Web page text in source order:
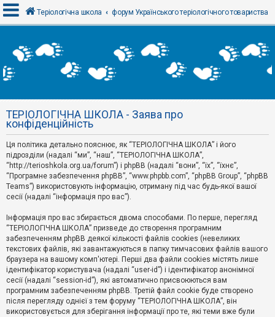
х
і
Р
е
с
т
р
а
ц
і
я
Т
е
м
и
б
е
з
в
і
д
Теріологічна школа форум Українського теріологічного товариства
ТЕРІОЛОГІЧНА ШКОЛА - Заява про
конфіденційність
Ця політика детально пояснює, як “ТЕРІОЛОГІЧНА ШКОЛА” і його
підрозділи (надалі “ми”, “наш”, “ТЕРІОЛОГІЧНА ШКОЛА”,
“http://terioshkola.org.ua/forum”) і phpBB (надалі “вони”, “їх”, “їхнє”,
“Програмне забезпечення phpBB”, “www.phpbb.com”, “phpBB Group”, “phpBB
Teams”) використовують інформацію, отриману під час будь-якої вашої
сесії (надалі “інформація про вас”).
Інформація про вас збирається двома способами. По перше, перегляд
“ТЕРІОЛОГІЧНА ШКОЛА” призведе до створення програмним
забезпеченням phpBB деякої кількості файлів cookies (невеликих
текстових файлів, які завантажуються в папку тимчасових файлів вашого
браузера на вашому комп'ютері. Перші два файли cookies містять лише
ідентифікатор користувача (надалі “user-id”) і ідентифікатор анонімної
сесії (надалі “session-id”), які автоматично присвоюються вам
програмним забезпеченням phpBB. Третій файл cookie буде створено
після перегляду однієї з тем форуму “ТЕРІОЛОГІЧНА ШКОЛА”, він
використовується для зберігання інформації про те, які теми вже були